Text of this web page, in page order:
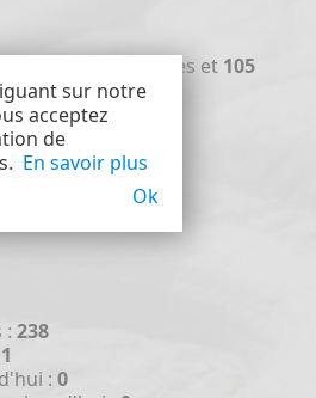
ligne : Membres et 105
: 238
1
: 0
sur notre
acceptez
de
En savoir plus
Ok